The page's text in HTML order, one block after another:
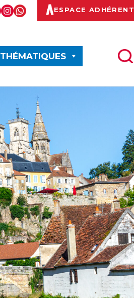
ESPACE ADHÉRENT
THÉMATIQUES